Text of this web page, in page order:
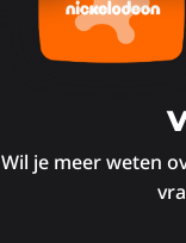
Wil je meer weten